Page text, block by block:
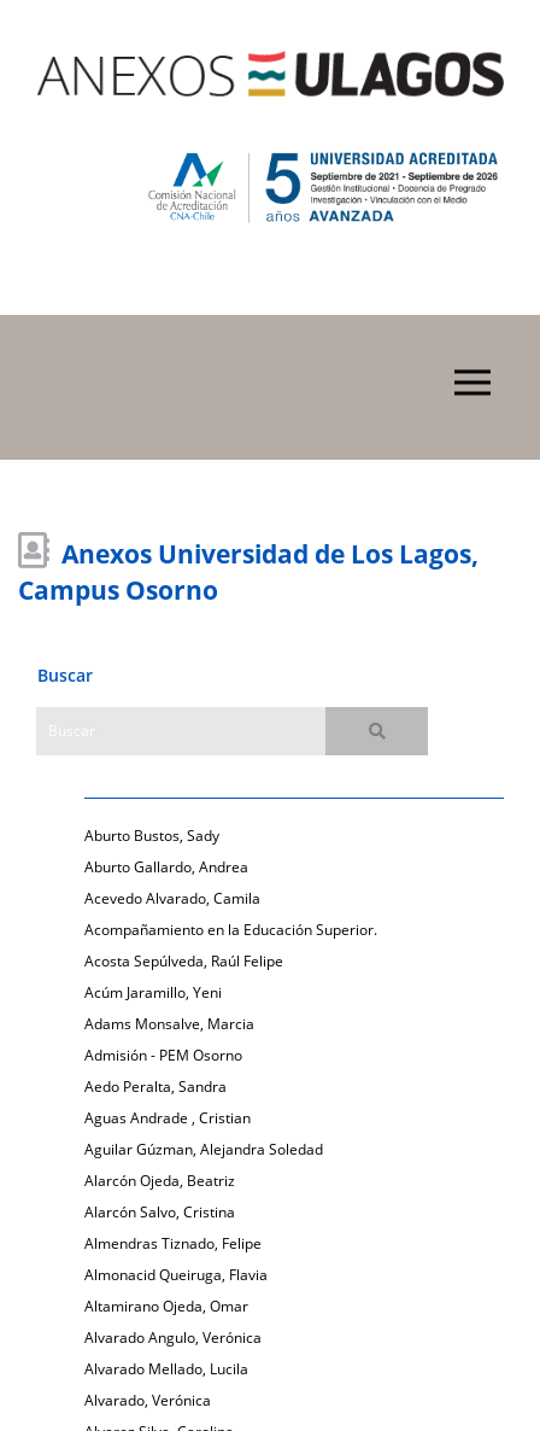
Anexos Universidad de Los Lagos,
Campus Osorno
Buscar
Aburto Bustos, Sady
Aburto Gallardo, Andrea
Acevedo Alvarado, Camila
Acompañamiento en la Educación Superior.
Acosta Sepúlveda, Raúl Felipe
Acúm Jaramillo, Yeni
Adams Monsalve, Marcia
Admisión - PEM Osorno
Aedo Peralta, Sandra
Aguas Andrade , Cristian
Aguilar Gúzman, Alejandra Soledad
Alarcón Ojeda, Beatriz
Alarcón Salvo, Cristina
Almendras Tiznado, Felipe
Almonacid Queiruga, Flavia
Altamirano Ojeda, Omar
Alvarado Angulo, Verónica
Alvarado Mellado, Lucila
Alvarado, Verónica